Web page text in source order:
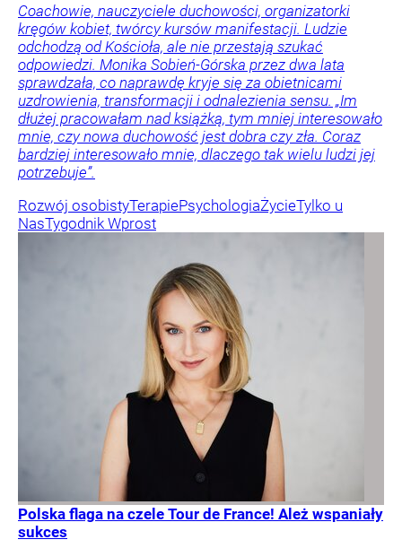
Coachowie, nauczyciele duchowości, organizatorki
kręgów kobiet, twórcy kursów manifestacji. Ludzie
odchodzą od Kościoła, ale nie przestają szukać
odpowiedzi. Monika Sobień-Górska przez dwa lata
sprawdzała, co naprawdę kryje się za obietnicami
uzdrowienia, transformacji i odnalezienia sensu. „Im
dłużej pracowałam nad książką, tym mniej interesowało
mnie, czy nowa duchowość jest dobra czy zła. Coraz
bardziej interesowało mnie, dlaczego tak wielu ludzi jej
potrzebuje”.
Rozwój osobistyTerapiePsychologiaŻycieTylko u
NasTygodnik Wprost
Polska flaga na czele Tour de France! Ależ wspaniały
sukces